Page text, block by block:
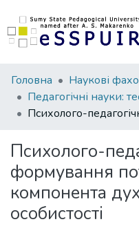
Фонди
та
зібрання
Статистика
Головна
Психолого-
формування
компонента
особистості